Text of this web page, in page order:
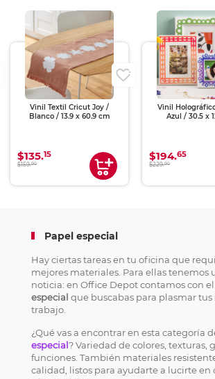
Vinil Textil Cricut Joy /
Blanco / 13.9 x 60.9 cm
$135.15
$159.00
Vinil
$194.65
$229.00
Papel especial
Hay ciertas tareas en tu oficina que
mejores materiales. Para ellas tenemos
noticia: en Office Depot contamos con el
especial que buscabas para plasmar tus
trabajo.
¿Qué vas a encontrar en esta categoría
especial? Variedad de colores, texturas,
funciones. También materiales
calidad, listos para ayudarte a lucirte en